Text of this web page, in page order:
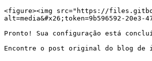
<figure><img src="https://
alt=media&#x26;token=9b596592-
Pronto! Sua configuração está
Encontre o post original do blog de